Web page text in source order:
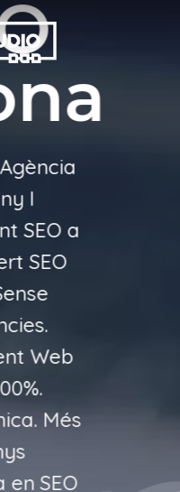
I
SEO a
SEO
Web
Més
en SEO